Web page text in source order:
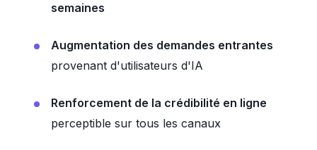
semaines
Augmentation des demandes entrantes
provenant d'utilisateurs d'IA
Renforcement de la crédibilité en ligne
perceptible sur tous les canaux